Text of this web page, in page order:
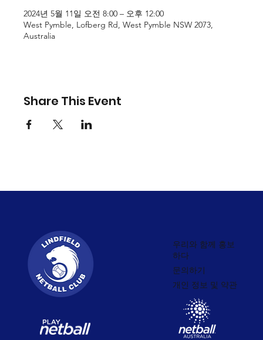
2024년 5월 11일 오전 8:00 – 오후 12:00
West Pymble, Lofberg Rd, West Pymble NSW 2073,
Australia
Share This Event
우리와 함께 홍보
하다
문의하기
개인 정보 및 약관